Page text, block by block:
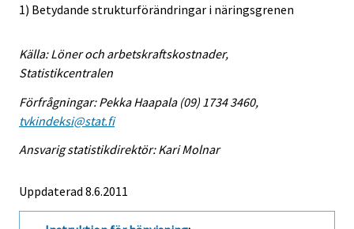
1) Betydande strukturförändringar i näringsgrenen
Källa: Löner och arbetskraftskostnader,
Statistikcentralen
Förfrågningar: Pekka Haapala (09) 1734 3460,
tvkindeksi@stat.fi
Ansvarig statistikdirektör: Kari Molnar
Uppdaterad 8.6.2011